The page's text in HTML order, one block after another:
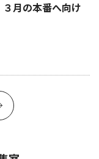
月の本番へ向け